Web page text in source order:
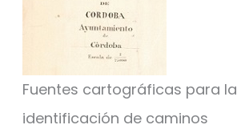
Fuentes cartográficas para la
identificación de caminos